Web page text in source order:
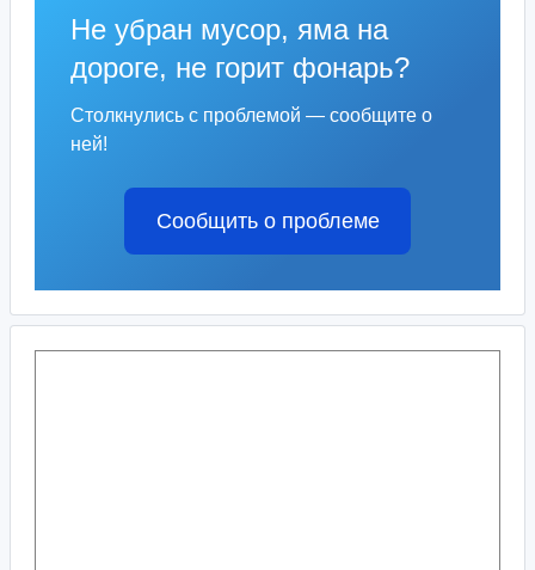
Не убран мусор, яма на
дороге, не горит фонарь?
Столкнулись с проблемой — сообщите о
ней!
Сообщить о проблеме